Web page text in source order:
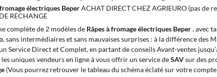
fromage électriques BeperACHAT DIRECT CHEZ AGRIEURO (pas de
RECHANGE
complète de 2 modèles de Râpes à fromage électriques Beper, avec
, sans intermédiaires et sans mauvaises surprises : à la différence des
Service Direct et Complet, en partant de conseils Avant-ventes
les uniques vendeurs en ligne à vous offrir un service deSAVsur des
(Vous pourrez retrouver le tableau du schéma éclaté sur votre